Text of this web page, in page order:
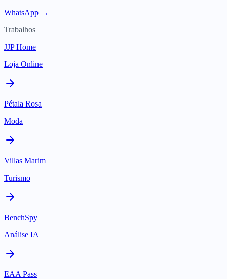
WhatsApp →
Trabalhos
JJP Home
Loja Online
Pétala Rosa
Moda
Villas Marim
Turismo
BenchSpy
Análise IA
EAA Pass